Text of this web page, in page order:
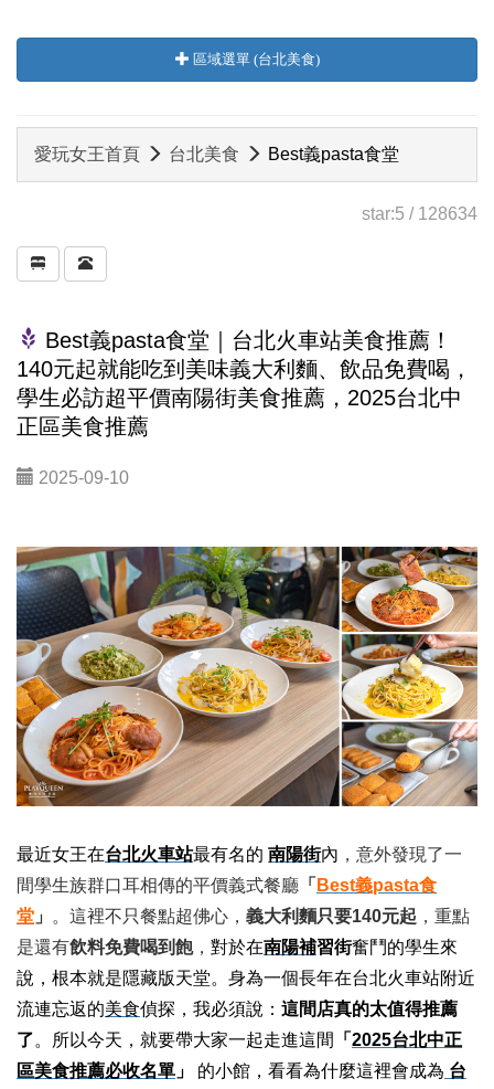
區域選單 (台北美食)
愛玩女王首頁 台北美食 Best義pasta食堂
star:5 / 128634
Best義pasta食堂｜台北火車站美食推薦！
140元起就能吃到美味義大利麵、飲品免費喝，
學生必訪超平價南陽街美食推薦，2025台北中
正區美食推薦
2025-09-10
最近女王在台北火車站最有名的 南陽街內 ，意外發現了一
間學生族群口耳相傳的平價義式餐廳 「 Best義pasta食
堂 」 。這裡不只餐點超佛心， 義大利麵只要140元起 ，重點
是還有飲料免費喝到飽， 對於在南陽補習街奮鬥的學生來
說，根本就是隱藏版天堂。身為一個長年在台北火車站附近
流連忘返的美食偵探，我必須說： 這間店真的太值得推薦
了。所以今天，就要帶大家一起走進這間 「 2025台北中正
區美食推薦必收名單 」 的小館，看看為什麼這裡會成為 台